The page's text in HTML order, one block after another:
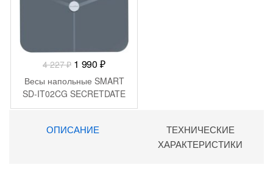
4 227₽ Первоначальная
цена
составляла
4
227 ₽.
1 990 ₽Текущая
цена:
1
990 ₽.
Весы напольные SMART
SD-IT02CG SECRETDATE
ОПИСАНИЕ
ТЕХНИЧЕСКИЕ
ХАРАКТЕРИСТИКИ